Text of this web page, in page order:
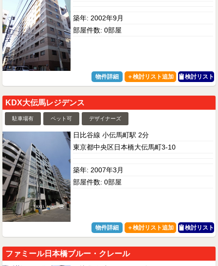
築年: 2002年9月
部屋件数: 0部屋
物件詳細 検討リスト
KDX大伝馬レジデンス
駐車場有 ペット可 デザイナーズ
日比谷線 小伝馬町駅 2分
東京都中央区日本橋大伝馬町3-10
築年: 2007年3月
部屋件数: 0部屋
物件詳細 検討リスト
ファミール日本橋ブルー・クレール